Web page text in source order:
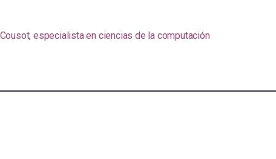
especialista en ciencias de la computación